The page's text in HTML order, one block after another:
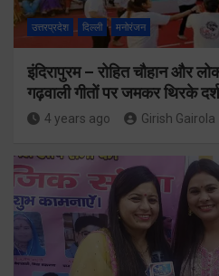
उत्तरप्रदेश दिल्ली मनोरंजन
इंदिरापुरम – रोहित चौहान और
गढ़वाली गीतों पर जमकर थिरके
4 years ago Girish Gairola